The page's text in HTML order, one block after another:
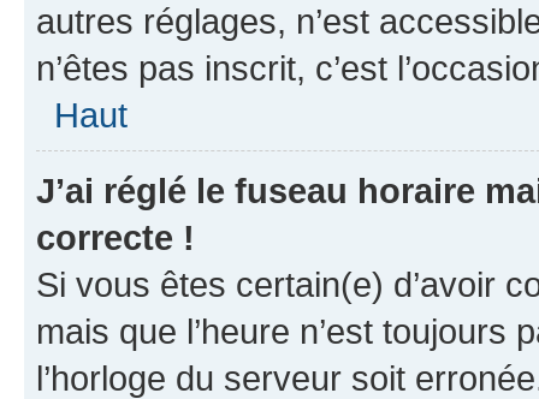
autres réglages, n’est
n’êtes pas inscrit, c’est
Haut
J’ai réglé le fuseau horaire
correcte !
Si vous êtes certain(e) d’avoir
mais que l’heure n’est
l’horloge du serveur soit